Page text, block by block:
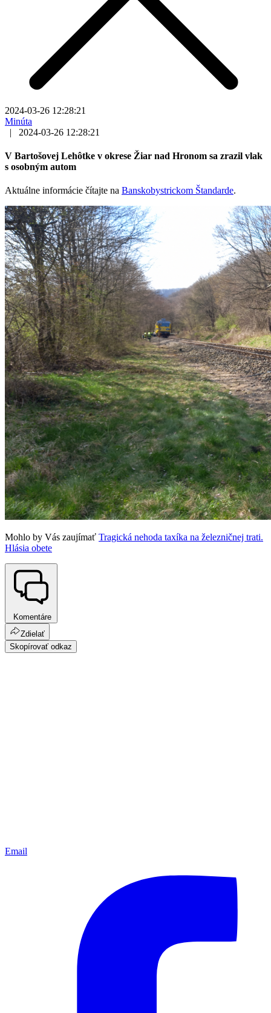
2024-03-26 12:28:21
Minúta
|
2024-03-26 12:28:21
V Bartošovej Lehôtke v okrese Žiar nad Hronom sa zrazil vlak
s osobným autom
Aktuálne informácie čítajte na Banskobystrickom Štandarde.
Mohlo by Vás zaujímať Tragická nehoda taxíka na železničnej trati.
Hlásia obete
Komentáre
Zdielať
Skopírovať odkaz
Email